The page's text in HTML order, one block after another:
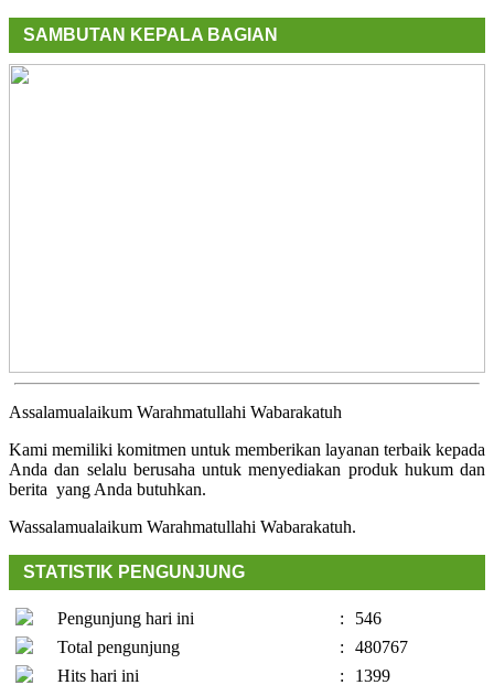
SAMBUTAN KEPALA BAGIAN
Assalamualaikum Warahmatullahi Wabarakatuh
Kami memiliki komitmen untuk memberikan layanan terbaik kepada
Anda dan selalu berusaha untuk menyediakan produk hukum dan
berita yang Anda butuhkan.
Wassalamualaikum Warahmatullahi Wabarakatuh.
STATISTIK PENGUNJUNG
Pengunjung hari ini :
546
Total pengunjung
:
480767
Hits hari ini
: 1399